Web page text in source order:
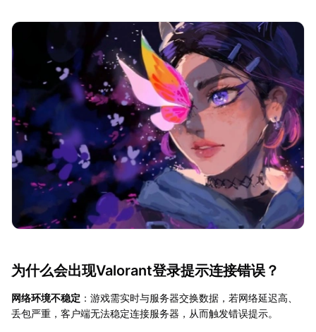
为什么会出现Valorant登录提示连接错误？
网络环境不稳定 ：游戏需实时与服务器交换数据，若网络延迟高、
丢包严重，客户端无法稳定连接服务器，从而触发错误提示。